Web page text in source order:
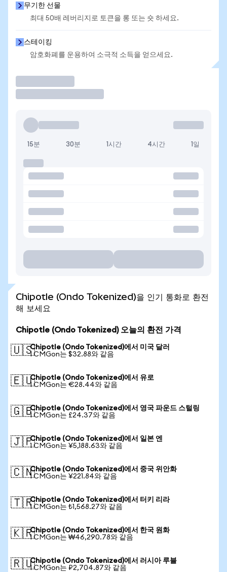
무기한 선물
최대 50배 레버리지로 토큰을 롱 또는 숏 하세요.
스테이킹
암호화폐를 운용하여 소극적 소득을 얻으세요.
15분 30분 1시간 4시간 1일
Chipotle (Ondo Tokenized)을 인기 통화로 환전
해 보세요
Chipotle (Ondo Tokenized) 오늘의 환전 가격
🇺🇸Chipotle (Ondo Tokenized)에서 미국 달러
1 CMGon는 $32.88와 같음
🇪🇺Chipotle (Ondo Tokenized)에서 유로
1 CMGon는 €28.44와 같음
🇬🇧Chipotle (Ondo Tokenized)에서 영국 파운드 스털링
1 CMGon는 £24.37와 같음
🇯🇵Chipotle (Ondo Tokenized)에서 일본 엔
1 CMGon는 ¥5,188.63와 같음
🇨🇳Chipotle (Ondo Tokenized)에서 중국 위안화
1 CMGon는 ¥221.84와 같음
🇹🇷Chipotle (Ondo Tokenized)에서 터키 리라
1 CMGon는 ₺1,568.27와 같음
🇰🇷Chipotle (Ondo Tokenized)에서 한국 원화
1 CMGon는 ₩46,290.78와 같음
🇷🇺Chipotle (Ondo Tokenized)에서 러시아 루블
1 CMGon는 ₽2,704.87와 같음